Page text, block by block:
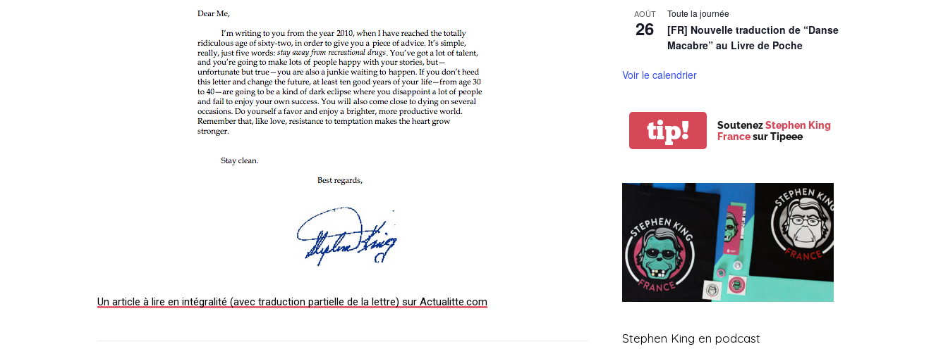
Un article à lire en intégralité (avec traduction partielle de la lettre) sur Actualitte.com
AOÛT
26
Toute la journée
[FR] Nouvelle traduction de “Danse
Macabre” au Livre de Poche
Voir le calendrier
tip! SoutenezStephen King
Francesur Tipeee
Stephen King en podcast